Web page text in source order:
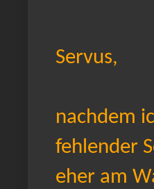
Servus,
nachdem
fehlender
eher am